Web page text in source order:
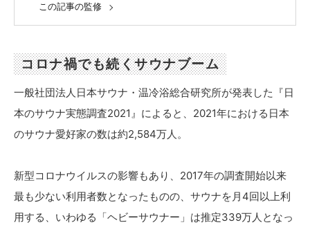
この記事の監修
コロナ禍でも続くサウナブーム
一般社団法人日本サウナ・温冷浴総合研究所が発表した『日
本のサウナ実態調査2021』によると、2021年における日本
のサウナ愛好家の数は約2,584万人。
新型コロナウイルスの影響もあり、2017年の調査開始以来
最も少ない利用者数となったものの、サウナを月4回以上利
用する、いわゆる「ヘビーサウナー」は推定339万人となっ